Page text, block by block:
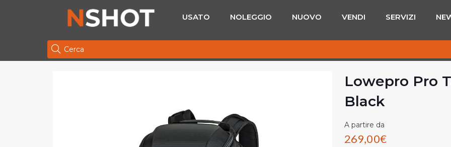
USATO NOLEGGIO NUOVO VENDI SERVIZI
Lowepro Pro
Black
A partire da
269,00€